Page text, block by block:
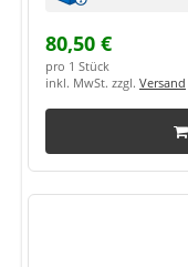
80,50 €
pro 1 Stück
inkl. MwSt. zzgl. Versand